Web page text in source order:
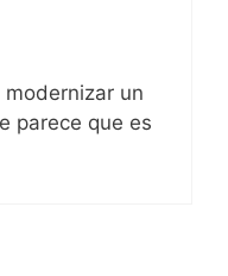
un
parece que es